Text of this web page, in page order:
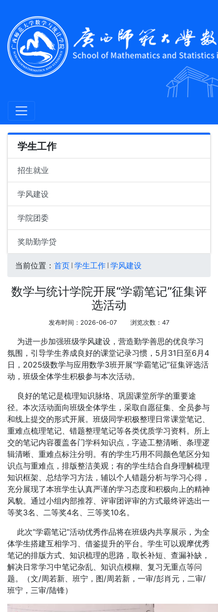
学生工作
招生就业
学风建设
学院团委
奖助勤学贷
当前位置： 首页 学生工作 学风建设
数学与统计学院开展“学霸笔记”征集评
选活动
发布时间：2026-06-07 浏览次数： 47
为进一步加强班级学风建设，营造勤学善思的优良学习
氛围，引导学生养成良好的课堂记录习惯，5月31日至6月4
日，2025级数学与应用数学3班开展“学霸笔记”征集评选活
动，班级全体学生积极参与本次活动。
良好的笔记是梳理知识脉络、巩固课堂所学的重要途
径。本次活动面向班级全体学生，采取自愿征集、全员参与
和线上提交的形式开展。班级同学积极整理日常课堂笔记、
重难点梳理笔记、错题整理笔记等各类优质学习资料。所上
交的笔记内容覆盖各门学科知识点，字迹工整清晰、条理逻
辑清晰、重难点标注分明。有的学生巧用不同颜色笔区分知
识点与重难点，排版整洁美观；有的学生结合自身理解梳理
知识框架、总结学习方法，辅以个人错题分析与学习心得，
充分展现了本班学生认真严谨的学习态度和积极向上的精神
风貌。通过小组内部推荐、评审团评审的方式最终评选出一
等奖3名、二等奖4名、三等奖10名。
此次“学霸笔记”活动优秀作品将在班级内共享展示，为全
体学生搭建互相学习、借鉴提升的平台。学生可以观摩优秀
笔记的排版方式、知识梳理的思路，取长补短、查漏补缺，
解决日常学习中笔记杂乱、知识点模糊、复习无重点等问
题。（文/周若新、班宁，图/周若新，一审/彭肖元，二审/
班宁，三审/陆锋）